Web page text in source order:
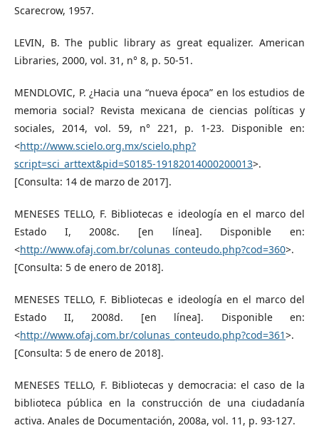
Scarecrow, 1957.
LEVIN, B. The public library as great equalizer. American
Libraries, 2000, vol. 31, n° 8, p. 50-51.
MENDLOVIC, P. ¿Hacia una “nueva época” en los estudios de
memoria social? Revista mexicana de ciencias políticas y
sociales, 2014, vol. 59, n° 221, p. 1-23. Disponible en:
<http://www.scielo.org.mx/scielo.php?
script=sci_arttext&pid=S0185-19182014000200013>.
[Consulta: 14 de marzo de 2017].
MENESES TELLO, F. Bibliotecas e ideología en el marco del
Estado I, 2008c. [en línea]. Disponible en:
<http://www.ofaj.com.br/colunas_conteudo.php?cod=360>.
[Consulta: 5 de enero de 2018].
MENESES TELLO, F. Bibliotecas e ideología en el marco del
Estado II, 2008d. [en línea]. Disponible en:
<http://www.ofaj.com.br/colunas_conteudo.php?cod=361>.
[Consulta: 5 de enero de 2018].
MENESES TELLO, F. Bibliotecas y democracia: el caso de la
biblioteca pública en la construcción de una ciudadanía
activa. Anales de Documentación, 2008a, vol. 11, p. 93-127.